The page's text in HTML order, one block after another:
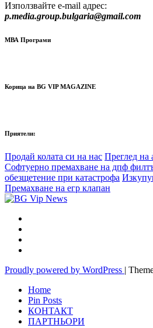
Използвайте e-mail адрес:
p.media.group.bulgaria@gmail.com
МВА Програми
Корица на BG VIP MAGAZINE
Приятели:
Продай колата си на нас Преглед на
Софтуерно премахване на дпф
обезщетение при катастрофа
Премахване на егр клапан
Proudly powered by WordPress |
Home
Pin Posts
КОНТАКТ
ПАРТНЬОРИ